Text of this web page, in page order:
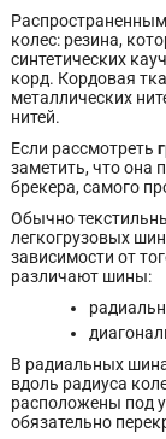
колес: резина,
синтетических
корд. Кордовая
металлических
нитей.
Если рассмотреть
заметить, что она
брекера, самого
Обычно
легкогрузовых
зависимости от
различают шины:
В радиальных
вдоль радиуса
расположены под
обязательно